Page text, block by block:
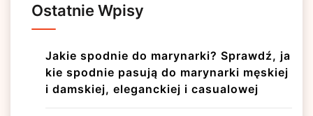
Ostatnie Wpisy
Jakie spodnie do marynarki? Sprawdź, ja
kie spodnie pasują do marynarki męskiej
i damskiej, eleganckiej i casualowej